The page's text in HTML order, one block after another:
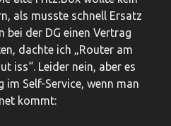
als musste schnell Ersatz
bei der DG einen Vertrag
dachte ich „Router am
iss“. Leider nein, aber es
im Self-Service, wenn man
kommt: